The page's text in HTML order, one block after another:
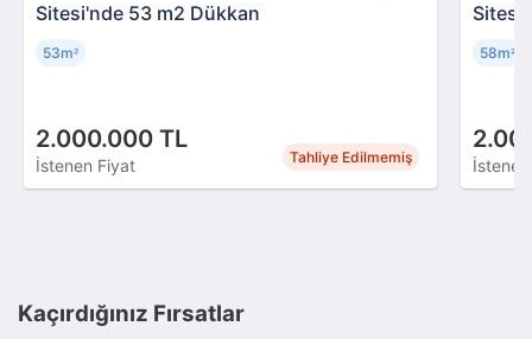
Sitesi'nde 53 m2 Dükkan
2.000.000 TL
İstenen Fiyat Tahliye Edilmemiş
53m² 58m²
Kaçırdığınız Fırsatlar